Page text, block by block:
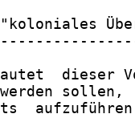
dieser
sollen,